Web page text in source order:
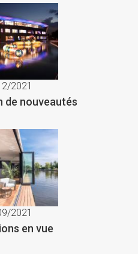
2021
de nouveautés
2021
en vue